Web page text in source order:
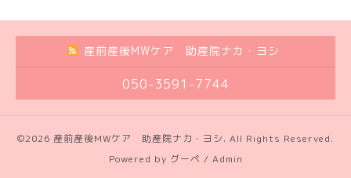
産前産後MWケア 助産院ナカ・ヨシ
050-3591-7744
©2026 産前産後MWケア 助産院ナカ・ヨシ. All Rights Reserved.
Powered by グーペ / Admin